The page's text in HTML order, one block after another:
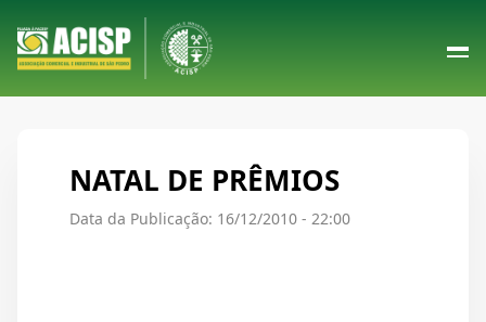
NATAL DE PRÊMIOS
Data da Publicação: 16/12/2010 - 22:00